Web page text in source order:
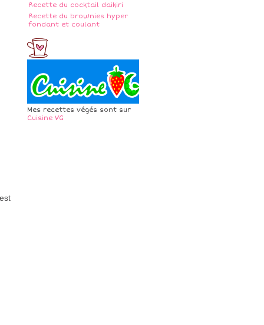
Recette du cocktail daikiri
Recette du brownies hyper
fondant et coulant
Mes recettes végés sont sur
Cuisine VG